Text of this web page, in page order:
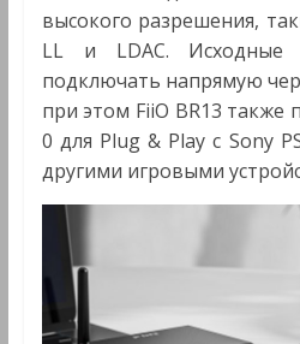
высокого разрешения,
LL и LDAC. Исходные
подключать напрямую
при этом FiiO BR13 также
0 для Plug & Play с Sony
другими игровыми